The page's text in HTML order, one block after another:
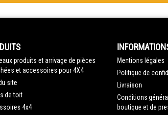
produits et arrivage de pièces
et accessoires pour 4X4
site
de toit
4x4
Mentions légales
Politique de
Livraison
Conditions
boutique et de